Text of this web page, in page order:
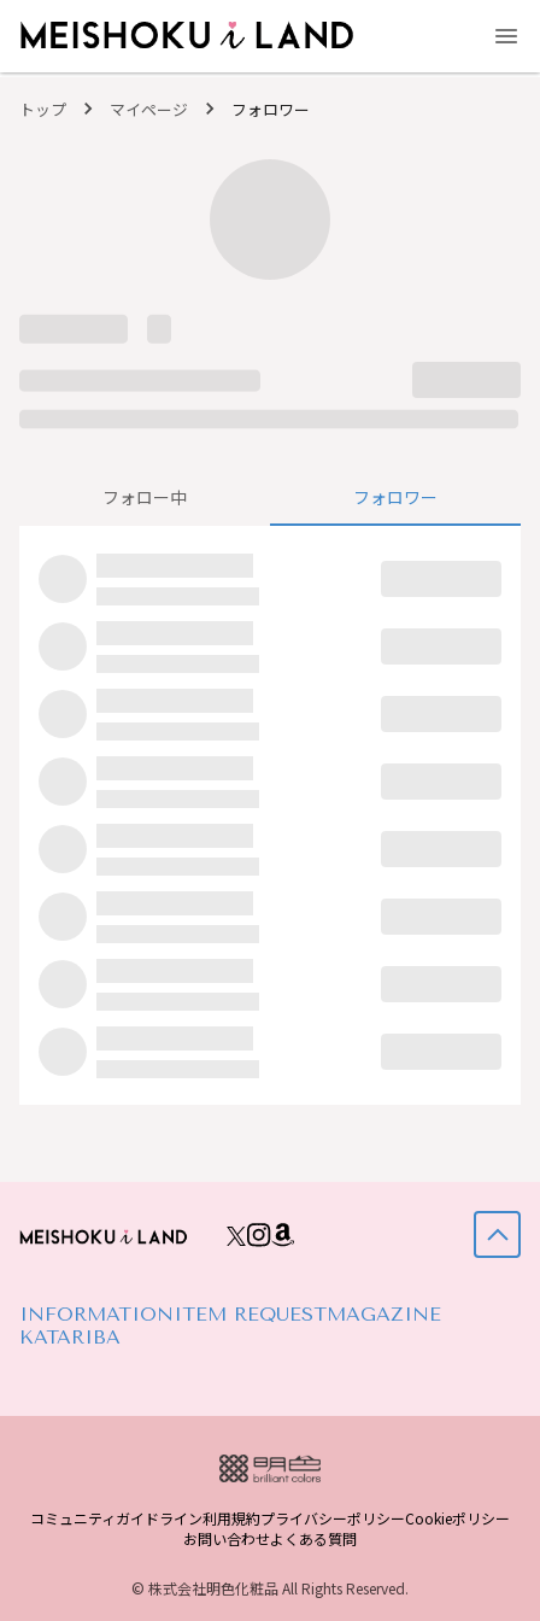
トップ マイページ フォロワー
フォロー中 フォロワー
INFORMATION ITEM REQUESTMAGAZINE
KATARIBA
コミュニティガイドライン利用規約プライバシーポリシーCookieポリシー
お問い合わせよくある質問
© 株式会社明色化粧品 All Rights Reserved.